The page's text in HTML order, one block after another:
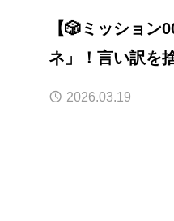
【🎲ミッション
ネ」！言い訳を
最強の武器にし
2026.03.19